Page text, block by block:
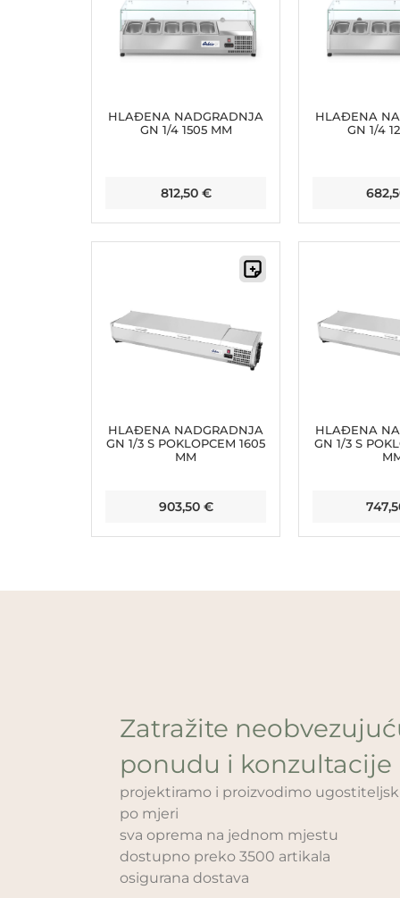
HLAĐENA NADGRADNJA
GN 1/4 1505 MM
812,50 €
HLAĐENA
GN 1/4
HLAĐENA NADGRADNJA
GN 1/3 S POKLOPCEM 1605
MM
903,50 €
HLAĐENA
GN 1/3 S
Zatražite
ponudu i konzultacije
projektiramo i proizvodimo
po mjeri
sva oprema na jednom mjestu
dostupno preko 3500 artikala
osigurana dostava